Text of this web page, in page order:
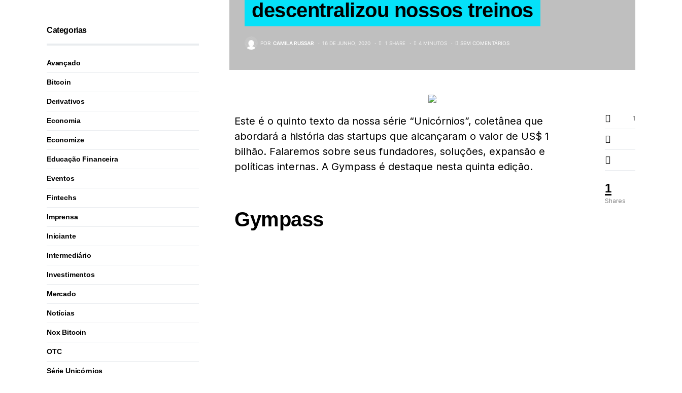
descentralizou nossos treinos
POR CAMILA RUSSAR 16 DE JUNHO, 2020 1 SHARE 4 MINUTOS SEM COMENTÁRIOS
1
Shares
1
Este é o quinto texto da nossa série “Unicórnios”, coletânea que
abordará a história das startups que alcançaram o valor de US$ 1
bilhão. Falaremos sobre seus fundadores, soluções, expansão e
políticas internas. A Gympass é destaque nesta quinta edição.
Gympass
Categorias
Avançado
Bitcoin
Derivativos
Economia
Economize
Educação Financeira
Eventos
Fintechs
Imprensa
Iniciante
Intermediário
Investimentos
Mercado
Notícias
Nox Bitcoin
OTC
Série Unicórnios